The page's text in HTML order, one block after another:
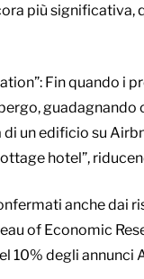
più
Fin quando
un edificio su
hotel”,
anche dai
of Economic
10% degli